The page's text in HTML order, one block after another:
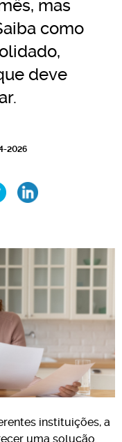
mas
como
deve
2026
instituições, a
uma solução